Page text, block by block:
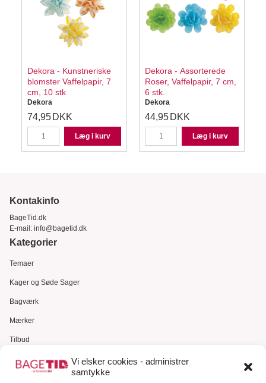
Vi elsker cookies - administrer
samtykke
Dekora - Kunstneriske
blomster Vaffelpapir, 7
cm, 10 stk
Dekora
74,95 DKK
Læg i kurv
Dekora - Assorterede
Roser, Vaffelpapir, 7 cm,
6 stk.
Dekora
44,95 DKK
Læg i kurv
Kontakinfo
BageTid.dk
E-mail: info@bagetid.dk
Kategorier
Temaer
Kager og Søde Sager
Bagværk
Mærker
Tilbud
Gavekort
Kundeservice